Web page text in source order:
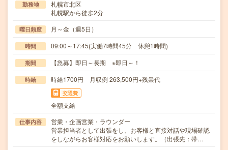
勤務地
札幌市北区
札幌駅から徒歩2分
曜日頻度 月～金（週5日）
時間 09:00～17:45(実働7時間45分 休憩1時間)
期間 【急募】即日～長期 ※即日～！
時給 時給1700円 月収例 263,500円+残業代
交通費
全額支給
仕事内容
営業・企画営業・ラウンダー
営業担当者として出張をし、お客様と直接対話や現場確認
をしながらお客様対応をお願いします。（出張先：帯…